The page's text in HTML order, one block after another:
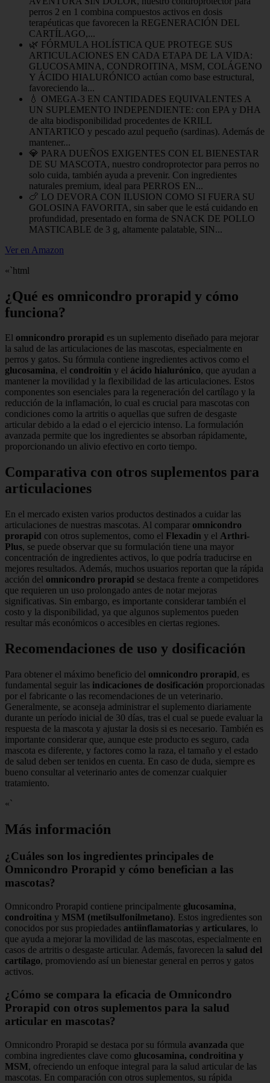
perros 2 en 1 combina compuestos activos en dosis
terapéuticas que favorecen la REGENERACIÓN DEL
CARTÍLAGO,...
🌿 FÓRMULA HOLÍSTICA QUE PROTEGE SUS
ARTICULACIONES EN CADA ETAPA DE LA VIDA:
GLUCOSAMINA, CONDROITINA, MSM, COLÁGENO
Y ÁCIDO HIALURÓNICO actúan como base estructural,
favoreciendo la...
💧 OMEGA-3 EN CANTIDADES EQUIVALENTES A
UN SUPLEMENTO INDEPENDIENTE: con EPA y DHA
de alta biodisponibilidad procedentes de KRILL
ANTARTICO y pescado azul pequeño (sardinas). Además de
mantener...
💎 PARA DUEÑOS EXIGENTES CON EL BIENESTAR
DE SU MASCOTA, nuestro condroprotector para perros no
solo cuida, también ayuda a prevenir. Con ingredientes
naturales premium, ideal para PERROS EN...
🍗 LO DEVORA CON ILUSION COMO SI FUERA SU
GOLOSINA FAVORITA, sin saber que le está cuidando en
profundidad, presentado en forma de SNACK DE POLLO
MASTICABLE de 3 g, altamente palatable, SIN...
Ver en Amazon
«`html
¿Qué es omnicondro prorapid y cómo
funciona?
El omnicondro prorapid es un suplemento diseñado para mejorar
la salud de las articulaciones de las mascotas, especialmente en
perros y gatos. Su fórmula contiene ingredientes activos como el
glucosamina, el condroitín y el ácido hialurónico, que ayudan a
mantener la movilidad y la flexibilidad de las articulaciones. Estos
componentes son esenciales para la regeneración del cartílago y la
reducción de la inflamación, lo cual es crucial para mascotas con
condiciones como la artritis o aquellas que sufren de desgaste
articular debido a la edad o el ejercicio intenso. La formulación
avanzada permite que los ingredientes se absorban rápidamente,
proporcionando un alivio efectivo en corto tiempo.
Comparativa con otros suplementos para
articulaciones
En el mercado existen varios productos destinados a cuidar las
articulaciones de nuestras mascotas. Al comparar omnicondro
prorapid con otros suplementos, como el Flexadin y el Arthri-
Plus, se puede observar que su formulación tiene una mayor
concentración de ingredientes activos, lo que podría traducirse en
mejores resultados. Además, muchos usuarios reportan que la rápida
acción del omnicondro prorapid se destaca frente a competidores
que requieren un uso prolongado antes de notar mejoras
significativas. Sin embargo, es importante considerar también el
costo y la disponibilidad, ya que algunos suplementos pueden
resultar más económicos o accesibles en ciertas regiones.
Recomendaciones de uso y dosificación
Para obtener el máximo beneficio del omnicondro prorapid, es
fundamental seguir las indicaciones de dosificación proporcionadas
por el fabricante o las recomendaciones de un veterinario.
Generalmente, se aconseja administrar el suplemento diariamente
durante un período inicial de 30 días, tras el cual se puede evaluar la
respuesta de la mascota y ajustar la dosis si es necesario. También es
importante considerar que, aunque este producto es seguro, cada
mascota es diferente, y factores como la raza, el tamaño y el estado
de salud deben ser tenidos en cuenta. En caso de duda, siempre es
bueno consultar al veterinario antes de comenzar cualquier
tratamiento.
«`
Más información
¿Cuáles son los ingredientes principales de
Omnicondro Prorapid y cómo benefician a las
mascotas?
Omnicondro Prorapid contiene principalmente glucosamina,
condroitina y MSM (metilsulfonilmetano). Estos ingredientes son
conocidos por sus propiedades antiinflamatorias y articulares, lo
que ayuda a mejorar la movilidad de las mascotas, especialmente en
casos de artritis o desgaste articular. Además, favorecen la salud del
cartílago, promoviendo así un bienestar general en perros y gatos
activos.
¿Cómo se compara la eficacia de Omnicondro
Prorapid con otros suplementos para la salud
articular en mascotas?
Omnicondro Prorapid se destaca por su fórmula avanzada que
combina ingredientes clave como glucosamina, condroitina y
MSM, ofreciendo un enfoque integral para la salud articular de las
mascotas. En comparación con otros suplementos, su rápida